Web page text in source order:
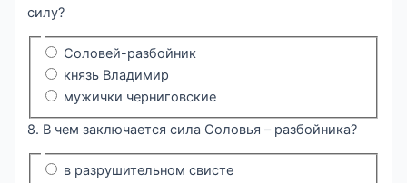
силу?
Соловей-разбойник
князь Владимир
мужички черниговские
8. В чем заключается сила Соловья – разбойника?
в разрушительном свисте